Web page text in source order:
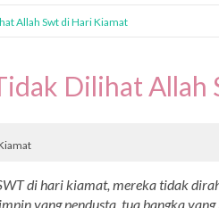
Allah Swt di Hari Kiamat
Dilihat Allah
di hari kiamat, mereka tidak
yang pendusta, tua bangka yang